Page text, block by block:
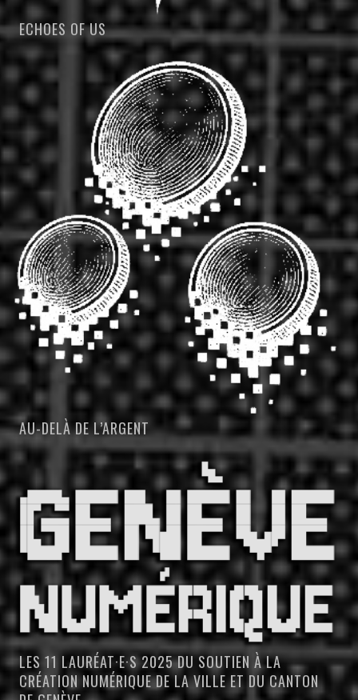
ECHOES OF US
AU-DELÀ DE L’ARGENT
LES 11 LAURÉAT·E·S 2025 DU SOUTIEN À LA
CRÉATION NUMÉRIQUE DE LA VILLE ET DU CANTON